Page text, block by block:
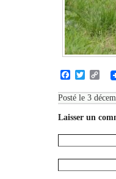
Facebook
Twitter
Posté le 3
Laisser un